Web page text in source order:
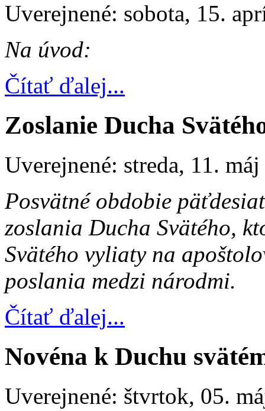
Uverejnené: sobota, 15.
Na úvod:
Čítať ďalej...
Zoslanie Ducha
Uverejnené: streda, 11.
Posvätné obdobie
zoslania Ducha Svätého,
Svätého vyliaty na
poslania medzi národmi.
Čítať ďalej...
Novéna k Duchu
Uverejnené: štvrtok, 05.